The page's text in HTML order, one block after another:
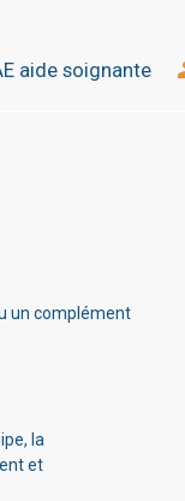
aide soignante
un complément
la
et